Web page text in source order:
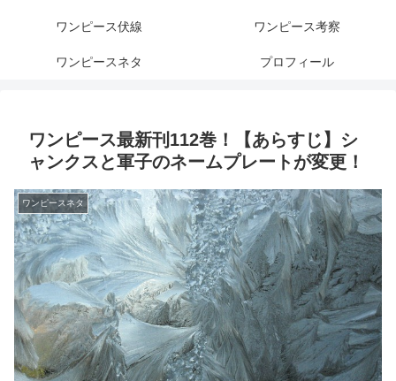
ワンピース伏線 ワンピース考察
ワンピースネタ プロフィール
ワンピース最新刊112巻！【あらすじ】シ
ャンクスと軍子のネームプレートが変更！
ワンピースネタ